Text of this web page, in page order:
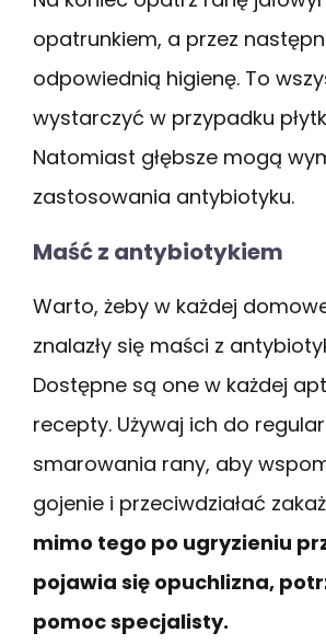
opatrunkiem, a przez
odpowiednią higienę. To
wystarczyć w przypadku
Natomiast głębsze mogą
zastosowania antybiotyku.
Maść z antybiotykiem
Warto, żeby w każdej
znalazły się maści z
Dostępne są one w każdej
recepty. Używaj ich do
smarowania rany, aby
gojenie i przeciwdziałać
mimo tego po ugryzieniu
pojawia się opuchlizna,
pomoc specjalisty.